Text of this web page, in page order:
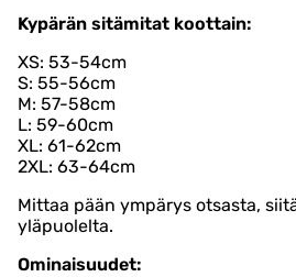
Kypärän sitämitat koottain:
XS: 53-54cm
S: 55-56cm
M: 57-58cm
L: 59-60cm
XL: 61-62cm
2XL: 63-64cm
Mittaa pään ympärys otsasta,
yläpuolelta.
Ominaisuudet: